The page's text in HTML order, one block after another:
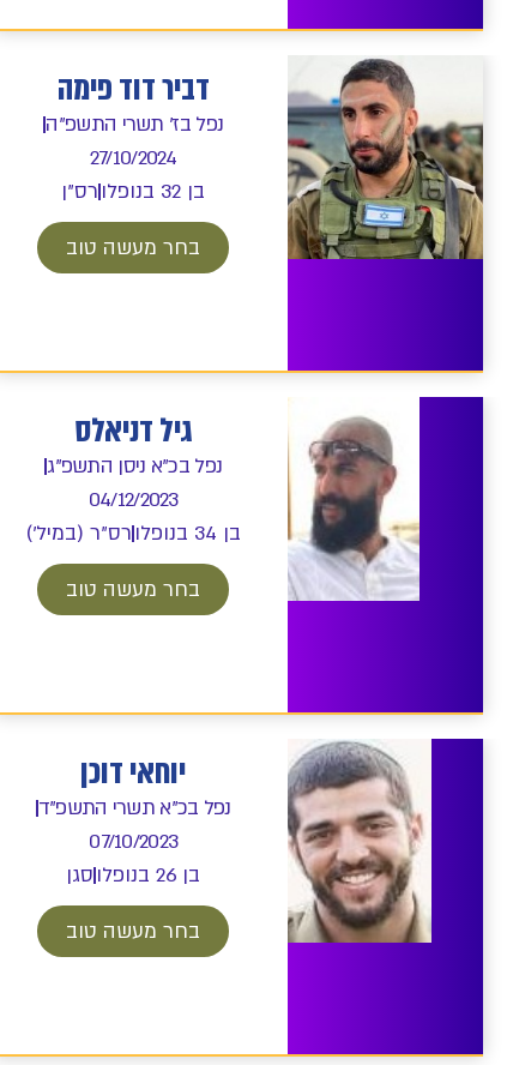
דביר דוד פימה
נפל בז' תשרי התשפ"ה
27/10/2024
בן 32 בנופלו
רס"ן
בחר מעשה טוב
גיל דניאלס
נפל בכ"א ניסן התשפ"ג
04/12/2023
בן 34 בנופלו
רס"ר (במיל')
בחר מעשה טוב
יוחאי דוכן
נפל בכ"א תשרי התשפ"ד
07/10/2023
בן 26 בנופלו
סגן
בחר מעשה טוב